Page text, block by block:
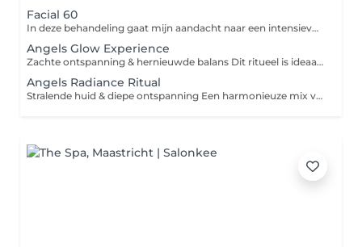
Facial 60
In deze behandeling gaat mijn aandacht naar een intensieve reiniging van uw huid, algoderm met esserine, peeling, serum, masker en dagcrème aangepast aan uw huid. Deze behandeling is ook geschikt voor jeugd met acne, de mannenhuid icm met licht therapie. Losse Elementen kunnen extra bijgeboekt worden!
Angels Glow Experience
Zachte ontspanning & hernieuwde balans Dit ritueel is ideaal als kennismaking of wanneer je behoefte hebt aan rust en opladen. Een liefdevolle behandeling die helpt vertragen en opnieuw verbinden met jezelf. Wat je kunt verwachten Persoonlijke intake & intuïtieve afstemming Keuze uit één behandeling: Gezichtsbehandeling Ontspanningsmassage Hotstone rugmassage Zachte energetische ontspanning Kalmerende lichttherapie Verzorging afgestemd op jouw huid en energie Voor wie Voor wie ontspanning zoekt, stress wil loslaten en de huid wil ondersteunen zonder intensieve prikkels. Resultaat Een frisse huid, diepe ontspanning en innerlijke rust. Ook als abonnement Deze behandeling is ook mogelijk in abonnement. Bij 2× per maand bespaar je €31 per maand en ervaar je structurele ontspanning. Abonnement is voor 6 maanden
Angels Radiance Ritual
Stralende huid & diepe ontspanning Een harmonieuze mix van huidverbetering en lichaamswerk. Dit ritueel brengt je terug in balans en geeft de huid een gezonde, natuurlijke glow. Wat je kunt verwachten Intake & intuïtieve samenstelling Combinatie van twee behandelingen: Gezicht + massage Gezicht + hotstone Gezicht + energetische ontspanning Massage + energetische ontspanning Uitgebreide gezichtsverzorging Lichte huidverbetering (onzuiverheden, littekentjes, glow) Lichttherapie La Fontaine (lichte inzet) Optioneel: sauna deken Voor wie Voor wie ontspanning wil combineren met zichtbare huidverbetering en meer energetische balans. Resultaat Een stralendere huid, diepe rust en hernieuwde energie. Ook als abonnement Kies voor een abonnement en bespaar tot €71 per maand bij 2× per maand. Ideaal voor zichtbare huidverbetering en balans.